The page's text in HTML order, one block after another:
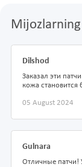
Dilshod
Заказал эти
кожа становится
05 August 2024
Gulnara
Отличные патчи!